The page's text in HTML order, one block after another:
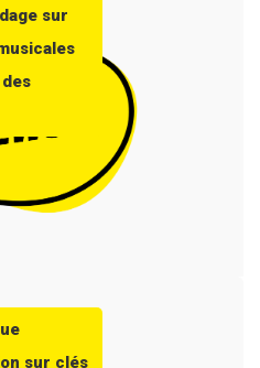
sur
sur clés